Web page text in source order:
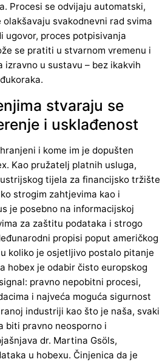
Procesi se odvijaju automatski,
svakodnevni rad svima
ugovor, proces potpisivanja
se pratiti u stvarnom vremenu i
u sustavu – bez ikakvih
stvaraju se
i usklađenost
i kome im je dopušten
Kao pružatelj platnih usluga,
tijela za financijsko tržište
strogim zahtjevima kao i
je posebno na informacijskoj
za zaštitu podataka i strogo
propisi poput američkog
koliko je osjetljivo postalo pitanje
hobex je odabir čisto europskog
pravno nepobitni procesi,
i najveća moguća sigurnost
industriji kao što je naša, svaki
biti pravno neosporno i
dr. Martina Gsöls,
u hobexu. Činjenica da je